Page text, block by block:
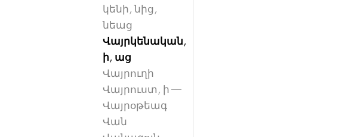
կենի, նից,
նեաց
Վայրկենական,
ի, աց
Վայրուղի
Վայրուստ, ի —
Վայրօթեագ
Վան